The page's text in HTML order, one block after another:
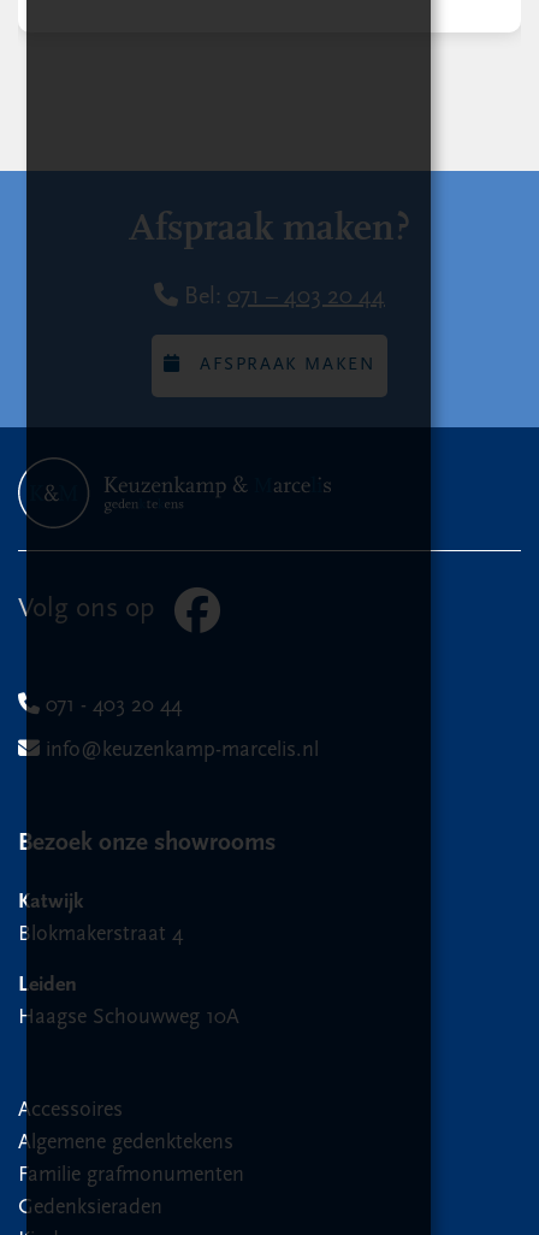
Afspraak maken?
Bel: 071 – 403 20 44
AFSPRAAK MAKEN
Volg ons op
071 - 403 20 44
info@keuzenkamp-marcelis.nl
Bezoek onze showrooms
Katwijk
Blokmakerstraat 4
Leiden
Haagse Schouwweg 10A
Accessoires
Algemene gedenktekens
Familie grafmonumenten
Gedenksieraden